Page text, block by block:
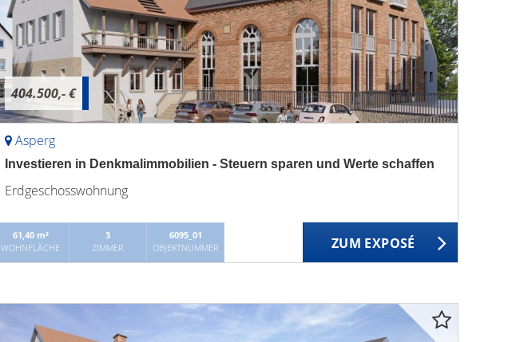
404.500,- €
Asperg
Investieren in Denkmalimmobilien - Steuern sparen und Werte schaffen
Erdgeschosswohnung
61,40 m²
WOHNFLÄCHE
3
ZIMMER
6095_01
OBJEKTNUMMER
ZUM EXPOSÉ